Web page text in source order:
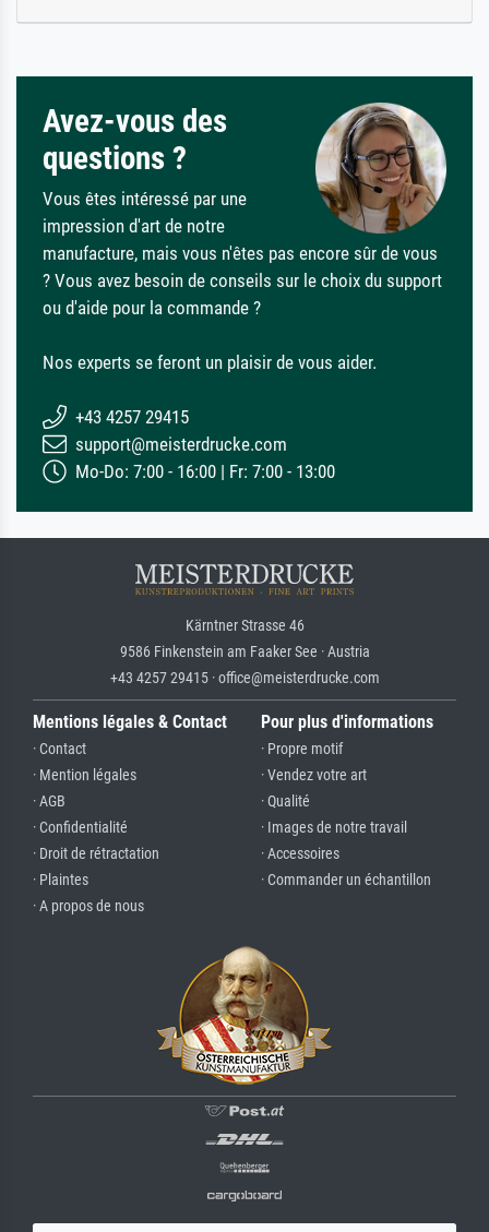
Avez-vous des
questions ?
Vous êtes intéressé par une
impression d'art de notre
manufacture, mais vous n'êtes pas encore sûr de vous
? Vous avez besoin de conseils sur le choix du support
ou d'aide pour la commande ?
Nos experts se feront un plaisir de vous aider.
+43 4257 29415
support@meisterdrucke.com
Mo-Do: 7:00 - 16:00 | Fr: 7:00 - 13:00
Kärntner Strasse 46
9586 Finkenstein am Faaker See · Austria
+43 4257 29415 · office@meisterdrucke.com
Mentions légales & Contact
· Contact
· Mention légales
· AGB
· Confidentialité
· Droit de rétractation
· Plaintes
· A propos de nous
Pour plus d'informations
· Propre motif
· Vendez votre art
· Qualité
· Images de notre travail
· Accessoires
· Commander un échantillon